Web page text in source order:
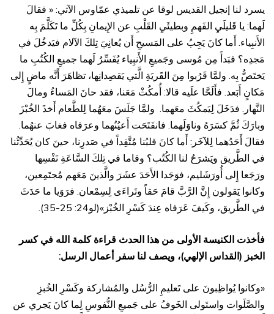
يسرد لنا إنجيل القديس لوقا عن تلميذي عمّاوس الآتي: « فقالَ
لَهما: يا قَليلَيِ الفَهمِ وبطيئَيِ القَلْبِ عن الإِيمانِ بِكُلِّ ما تَكَلَّمَ بِه
الأَنبِياء. أَما كانَ يَجِبُ على المَسيحِ أَن يُعانِيَ تِلكَ الآلام فيَدخُلَ في
مَجدِه؟ فبَدأَ مِن مُوسى وجَميعِ الأَنبِياء يُفَسِّرُ لَهما جميعِ الكُتُبِ ما
يَختَصُّ بِه. ولمَّا قَرُبوا مِنَ القَريَةِ الَّتي يَقصِدانِها، تظاهَرَ أَنَّه ماضٍ إِلى
مَكانٍ أَبَعد. فأَلَحَّا علَيه قالا: أُمكُثْ مَعَنا، فقد حانَ المَساءُ ومالَ
النَّهار. فدَخَلَ لِيَمكُثَ معَهما. ولمَّا جَلَسَ معَهُما لِلطَّعام أَخذَ الخُبْزَ
وبارَكَ ثُمَّ كسَرَهُ وناوَلَهما. فانفَتَحَت أَعيُنُهما وعرَفاه فغابَ عنهُما.
فقالَ أَحَدُهما لِلآخَر: أَما كانَ قلبُنا مُتَّقِداً في صَدرِنا، حينَ كان يُحَدِّثُنا
في الطَّريق ويَشرَحُ لنا الكُتُب؟ وقاما في تِلكَ السَّاعَةِ نَفْسِها
ورَجَعا إِلى أُورَشَليم، فوَجَدا الأَحَدَ عشَرَ والَّذينَ مَعَهم مُجتَمِعين،
وكانوا يَقولون إِنَّ الرَّبَّ قامَ حَقاً وتَراءَى لِسِمْعان. فرَوَيا ما حَدَثَ
في الطَّريق، وكَيفَ عَرَفاه عِندَ كَسْرِ الخُبْز»(لو24: 25-35).
فأخذت الكنيسة الأولى من هذا الحدث قراءة كلمة الله في كسر
الخبز (القداس الإلهي)، ويصف لنا سفر أعمال الرسل:
«وكانوا يُواظِبونَ على تَعليمِ الرُّسُل والمُشاركة وكَسْرِ الخُبزِ
والصَّلَوات واستَولى الخَوفُ على جَميعِ النُّفوسِ لِما كانَ يَجري عن